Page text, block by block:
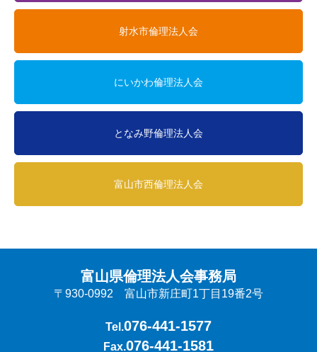
射水市倫理法人会
にいかわ倫理法人会
となみ野倫理法人会
富山市西倫理法人会
富山県倫理法人会事務局
〒930-0992 富山市新庄町1丁目19番2号
Tel.076-441-1577
Fax.076-441-1581